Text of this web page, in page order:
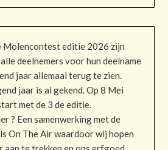
Molencontest editie 2026 zijn
deelnemers voor hun deelname
jaar allemaal terug te zien.
jaar is al gekend. Op 8 Mei
met de 3 de editie.
? Een samenwerking met de
On The Air waardoor wij hopen